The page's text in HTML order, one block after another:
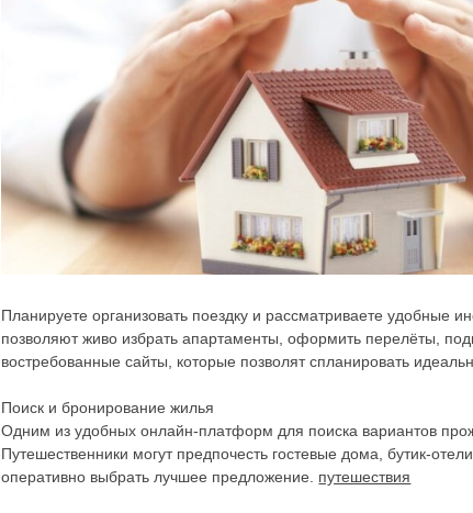
Планируете организовать поездку и рассматриваете удобные
позволяют живо избрать апартаменты, оформить перелёты,
востребованные сайты, которые позволят спланировать
Поиск и бронирование жилья
Одним из удобных онлайн-платформ для поиска вариантов
Путешественники могут предпочесть гостевые дома, бутик-
оперативно выбрать лучшее предложение. путешествия